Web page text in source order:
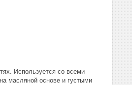
Используется со всеми
масляной основе и густыми